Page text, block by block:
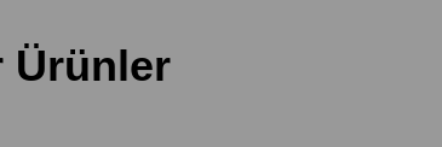
Ürünler